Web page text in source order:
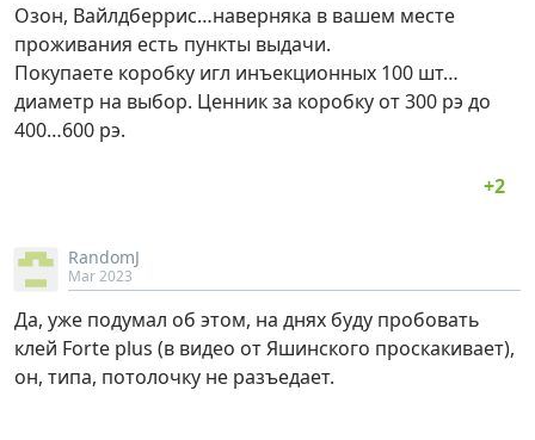
Озон, Вайлдберрис…наверняка в вашем месте
проживания есть пункты выдачи.
Покупаете коробку игл инъекционных 100 шт…
диаметр на выбор. Ценник за коробку от 300 рэ до
400…600 рэ.
RandomJ
Mar 2023
Да, уже подумал об этом, на днях буду пробовать
клей Forte plus (в видео от Яшинского проскакивает),
он, типа, потолочку не разъедает.